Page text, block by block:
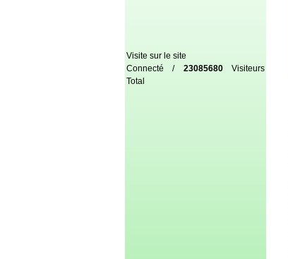
Visite sur le site
Connecté / 23085680Visiteurs
Total